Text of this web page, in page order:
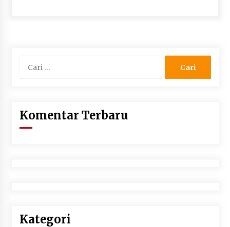
untuk:
Komentar Terbaru
Kategori